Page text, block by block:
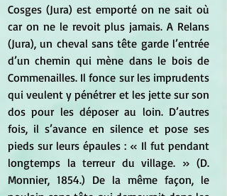
Cosges (Jura) est emporté on ne sait où
car on ne le revoit plus jamais. A Relans
(Jura), un cheval sans tête garde l’entrée
d’un chemin qui mène dans le bois de
Commenailles. Il fonce sur les imprudents
qui veulent y pénétrer et les jette sur son
dos pour les déposer au loin. D’autres
fois, il s’avance en silence et pose ses
pieds sur leurs épaules : « Il fut pendant
longtemps la terreur du village. » (D.
Monnier, 1854.) De la même façon, le